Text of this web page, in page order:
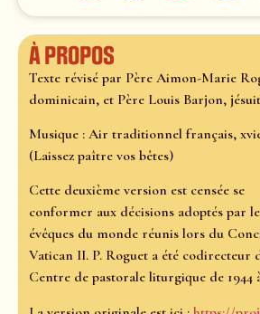
À propos
Texte révisé par Père Aimon-Marie
dominicain, et Père Louis Barjon,
Musique : Air traditionnel français,
(Laissez paître vos bêtes)
Cette deuxième version est censée se
conformer aux décisions adoptés par
évêques du monde réunis lors du
Vatican II. P. Roguet a été codirecteur
Centre de pastorale liturgique de 1944